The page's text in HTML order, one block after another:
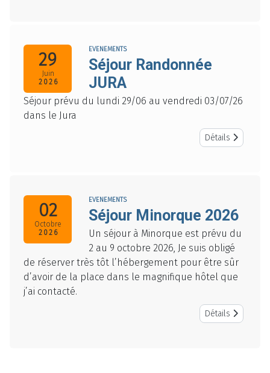
29
Juin
2026
EVENEMENTS
Séjour Randonnée
JURA
Séjour prévu du lundi 29/06 au vendredi 03/07/26
dans le Jura
Détails
02
Octobre
2026
EVENEMENTS
Séjour Minorque 2026
Un séjour à Minorque est prévu du
2 au 9 octobre 2026, Je suis obligé
de réserver très tôt l’hébergement pour être sûr
d’avoir de la place dans le magnifique hôtel que
j’ai contacté.
Détails